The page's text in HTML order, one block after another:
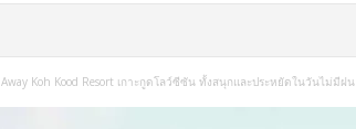
Away Koh Kood Resort เกาะกูดโลว์ซีซัน ทั้งสนุกและประหยัดในวันไม่มีฝน